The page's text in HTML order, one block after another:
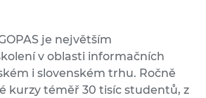
je největším
v oblasti informačních
i slovenském trhu. Ročně
kurzy téměř 30 tisíc studentů, z